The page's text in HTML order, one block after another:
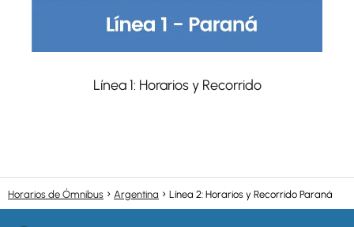
Línea 1: Horarios y Recorrido
Horarios de Ómnibus Argentina Línea 2: Horarios y Recorrido Paraná